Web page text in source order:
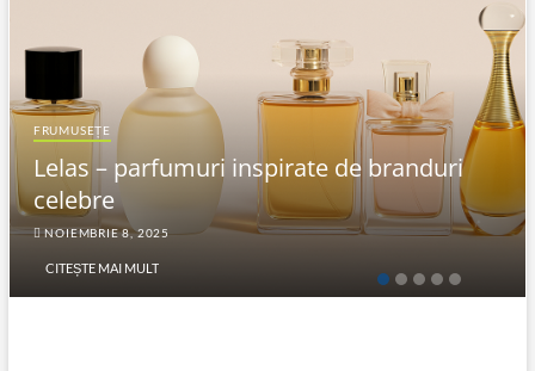
o
FRUMUSEȚE
Lelas – parfumuri inspirate de branduri
celebre
NOIEMBRIE 8, 2025
CITEȘTE MAI MULT